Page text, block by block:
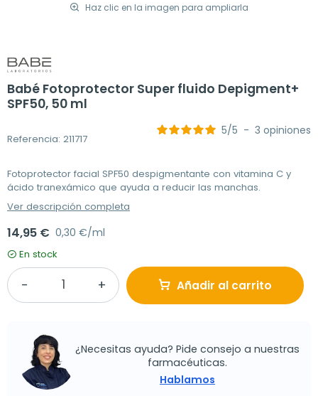
Haz clic en la imagen para ampliarla
Babé Fotoprotector Super fluido Depigment+
SPF50, 50 ml
Referencia: 211717
5/5 - 3 opiniones
Fotoprotector facial SPF50 despigmentante con vitamina C y
ácido tranexámico que ayuda a reducir las manchas.
Ver descripción completa
14,95 € 0,30 €/ml
En stock
Añadir al carrito
¿Necesitas ayuda? Pide consejo a nuestras
farmacéuticas.
Hablamos